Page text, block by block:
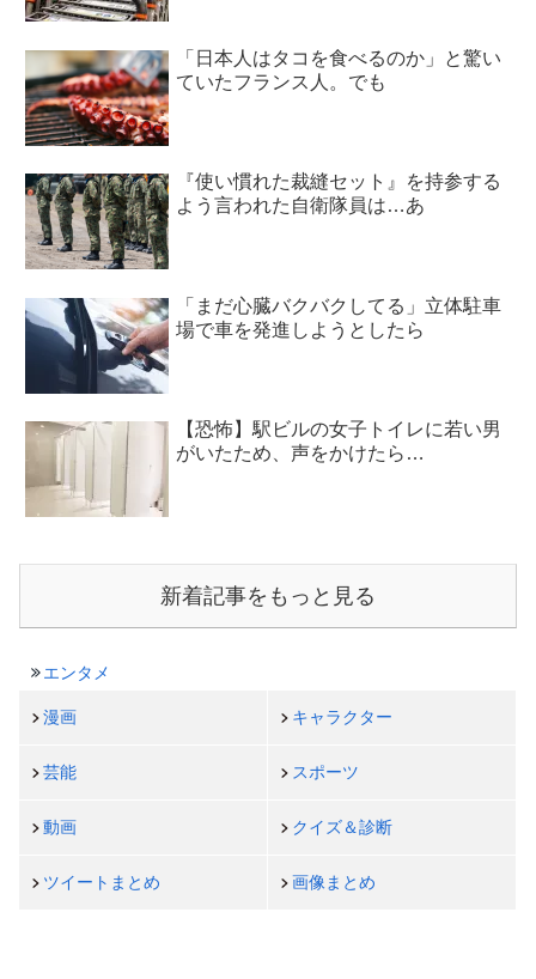
「日本人はタコを食べるのか」と驚い
ていたフランス人。でも
『使い慣れた裁縫セット』を持参する
よう言われた自衛隊員は…あ
「まだ心臓バクバクしてる」立体駐車
場で車を発進しようとしたら
【恐怖】駅ビルの女子トイレに若い男
がいたため、声をかけたら…
新着記事をもっと見る
エンタメ
漫画 キャラクター
芸能 スポーツ
動画 クイズ＆診断
ツイートまとめ 画像まとめ